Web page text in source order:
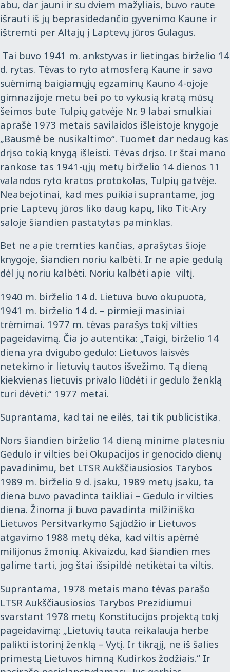
abu, dar jauni ir su dviem mažyliais, buvo raute
išrauti iš jų beprasidedančio gyvenimo Kaune ir
ištremti per Altajų į Laptevų jūros Gulagus.
Tai buvo 1941 m. ankstyvas ir lietingas birželio 14
d. rytas. Tėvas to ryto atmosferą Kaune ir savo
suėmimą baigiamųjų egzaminų Kauno 4-ojoje
gimnazijoje metu bei po to vykusią kratą mūsų
šeimos bute Tulpių gatvėje Nr. 9 labai smulkiai
aprašė 1973 metais savilaidos išleistoje knygoje
„Bausmė be nusikaltimo“. Tuomet dar nedaug kas
drįso tokią knygą išleisti. Tėvas drįso. Ir štai mano
rankose tas 1941-ųjų metų birželio 14 dienos 11
valandos ryto kratos protokolas, Tulpių gatvėje.
Neabejotinai, kad mes puikiai suprantame, jog
prie Laptevų jūros liko daug kapų, liko Tit-Ary
saloje šiandien pastatytas paminklas.
Bet ne apie tremties kančias, aprašytas šioje
knygoje, šiandien noriu kalbėti. Ir ne apie gedulą
dėl jų noriu kalbėti. Noriu kalbėti apie viltį.
1940 m. birželio 14 d. Lietuva buvo okupuota,
1941 m. birželio 14 d. – pirmieji masiniai
trėmimai. 1977 m. tėvas parašys tokį vilties
pageidavimą. Čia jo autentika: „Taigi, birželio 14
diena yra dvigubo gedulo: Lietuvos laisvės
netekimo ir lietuvių tautos išvežimo. Tą dieną
kiekvienas lietuvis privalo liūdėti ir gedulo ženklą
turi dėvėti.“ 1977 metai.
Suprantama, kad tai ne eilės, tai tik publicistika.
Nors šiandien birželio 14 dieną minime platesniu
Gedulo ir vilties bei Okupacijos ir genocido dienų
pavadinimu, bet LTSR Aukščiausiosios Tarybos
1989 m. birželio 9 d. įsaku, 1989 metų įsaku, ta
diena buvo pavadinta taikliai – Gedulo ir vilties
diena. Žinoma ji buvo pavadinta milžiniško
Lietuvos Persitvarkymo Sąjūdžio ir Lietuvos
atgavimo 1988 metų dėka, kad viltis apėmė
milijonus žmonių. Akivaizdu, kad šiandien mes
galime tarti, jog štai išsipildė netikėtai ta viltis.
Suprantama, 1978 metais mano tėvas parašo
LTSR Aukščiausiosios Tarybos Prezidiumui
svarstant 1978 metų Konstitucijos projektą tokį
pageidavimą: „Lietuvių tauta reikalauja herbe
palikti istorinį ženklą – Vytį. Ir tikrąjį, ne iš šalies
primestą Lietuvos himną Kudirkos žodžiais.“ Ir